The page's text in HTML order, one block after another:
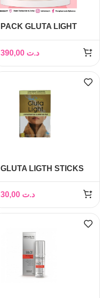
PACK GLUTA LIGHT
د.ت
GLUTA LIGTH STICKS
د.ت